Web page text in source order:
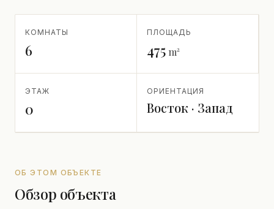
КОМНАТЫ
6
ПЛОЩАДЬ
475 m²
ЭТАЖ
0
ОРИЕНТАЦИЯ
Восток · Запад
ОБ ЭТОМ ОБЪЕКТЕ
Обзор объекта